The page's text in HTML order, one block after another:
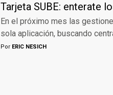
Tarjeta SUBE: enterate
En el próximo mes las
sola aplicación, buscando
Por ERIC NESICH